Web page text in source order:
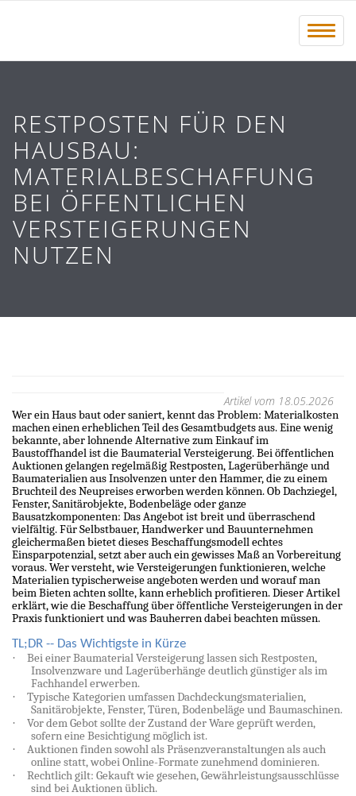
Menü
RESTPOSTEN FÜR DEN
HAUSBAU:
MATERIALBESCHAFFUNG
BEI ÖFFENTLICHEN
VERSTEIGERUNGEN
NUTZEN
Artikel vom 18.05.2026
Wer ein Haus baut oder saniert, kennt das Problem: Materialkosten
machen einen erheblichen Teil des Gesamtbudgets aus. Eine wenig
bekannte, aber lohnende Alternative zum Einkauf im
Baustoffhandel ist die Baumaterial Versteigerung. Bei öffentlichen
Auktionen gelangen regelmäßig Restposten, Lagerüberhänge und
Baumaterialien aus Insolvenzen unter den Hammer, die zu einem
Bruchteil des Neupreises erworben werden können. Ob Dachziegel,
Fenster, Sanitärobjekte, Bodenbeläge oder ganze
Bausatzkomponenten: Das Angebot ist breit und überraschend
vielfältig. Für Selbstbauer, Handwerker und Bauunternehmen
gleichermaßen bietet dieses Beschaffungsmodell echtes
Einsparpotenzial, setzt aber auch ein gewisses Maß an Vorbereitung
voraus. Wer versteht, wie Versteigerungen funktionieren, welche
Materialien typischerweise angeboten werden und worauf man
beim Bieten achten sollte, kann erheblich profitieren. Dieser Artikel
erklärt, wie die Beschaffung über öffentliche Versteigerungen in der
Praxis funktioniert und was Bauherren dabei beachten müssen.
TL;DR -- Das Wichtigste in Kürze
·
Bei einer Baumaterial Versteigerung lassen sich Restposten,
Insolvenzware und Lagerüberhänge deutlich günstiger als im
Fachhandel erwerben.
·
Typische Kategorien umfassen Dachdeckungsmaterialien,
Sanitärobjekte, Fenster, Türen, Bodenbeläge und Baumaschinen.
·
Vor dem Gebot sollte der Zustand der Ware geprüft werden,
sofern eine Besichtigung möglich ist.
·
Auktionen finden sowohl als Präsenzveranstaltungen als auch
online statt, wobei Online-Formate zunehmend dominieren.
·
Rechtlich gilt: Gekauft wie gesehen, Gewährleistungsausschlüsse
sind bei Auktionen üblich.